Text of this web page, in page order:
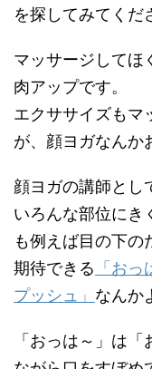
を探してみてくだ
マッサージしてほ
肉アップです。
エクササイズもマ
が、顔ヨガなんか
顔ヨガの講師とし
いろんな部位にき
も例えば目の下の
期待できる 「おっ
プッシュ」 なんか
「おっは～」は